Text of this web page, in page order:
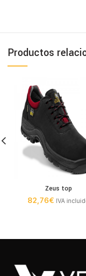
Productos
Zeus top
82,76€ IVA